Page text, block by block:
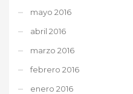
mayo 2016
abril 2016
marzo 2016
febrero 2016
enero 2016